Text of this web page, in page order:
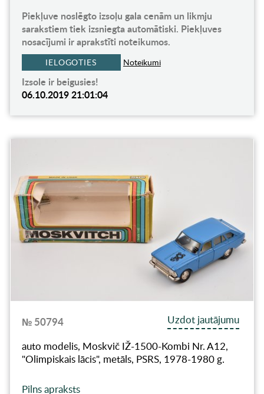
Piekļuve noslēgto izsoļu gala cenām un likmju
sarakstiem tiek izsniegta automātiski. Piekļuves
nosacījumi ir aprakstīti noteikumos.
IELOGOTIES Noteikumi
Izsole ir beigusies!
06.10.2019 21:01:04
№ 50794
Uzdot jautājumu
auto modelis, Moskvič IŽ-1500-Kombi Nr. A12,
"Olimpiskais lācis", metāls, PSRS, 1978-1980 g.
Pilns apraksts